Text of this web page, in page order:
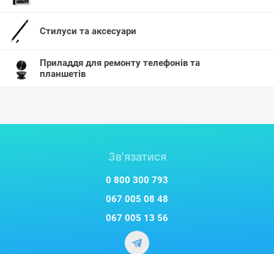
Стилуси та аксесуари
Приладдя для ремонту телефонів та
планшетів
Зв'язатися
0 800 300 793
067 005 08 48
067 005 13 56